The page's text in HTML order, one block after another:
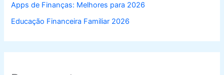
Apps de Finanças: Melhores para 2026
Educação Financeira Familiar 2026